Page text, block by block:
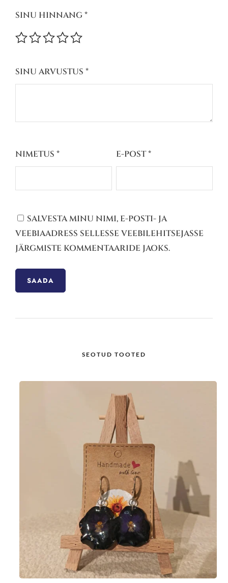
SINU HINNANG*
SINU ARVUSTUS *
NIMETUS * E-POST*
SALVESTA MINU NIMI, E-POSTI- JA
VEEBIAADRESS SELLESSE VEEBILEHITSEJASSE
JÄRGMISTE KOMMENTAARIDE JAOKS.
SEOTUD TOOTED